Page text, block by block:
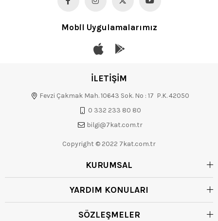
Mobil Uygulamalarımız
İLETİŞİM
Fevzi Çakmak Mah. 10643 Sok. No : 17 P.K. 42050
0 332 233 80 80
bilgi@7kat.com.tr
Copyright © 2022 7kat.com.tr
KURUMSAL
YARDIM KONULARI
SÖZLEŞMELER